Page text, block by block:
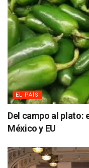
EL PAÍS
Del campo al plato:
México y EU